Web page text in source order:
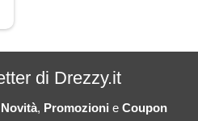
di Drezzy.it
Novità, Promozioni e Coupon